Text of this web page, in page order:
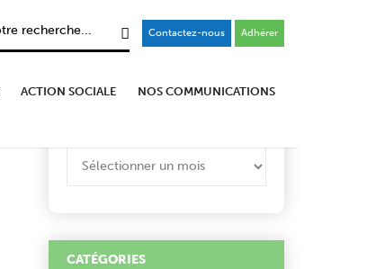
Contactez-nous Adhérer
ACTION SOCIALE NOS COMMUNICATIONS
ARCHIVES
ARCHIVES
CATÉGORIES